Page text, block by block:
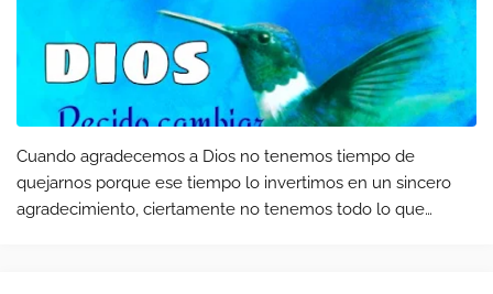
Cuando agradecemos a Dios no tenemos tiempo de
quejarnos porque ese tiempo lo invertimos en un sincero
agradecimiento, ciertamente no tenemos todo lo que